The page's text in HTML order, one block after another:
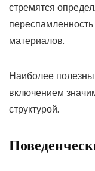
стремятся
материалов.
Наиболее
включением
структурой.